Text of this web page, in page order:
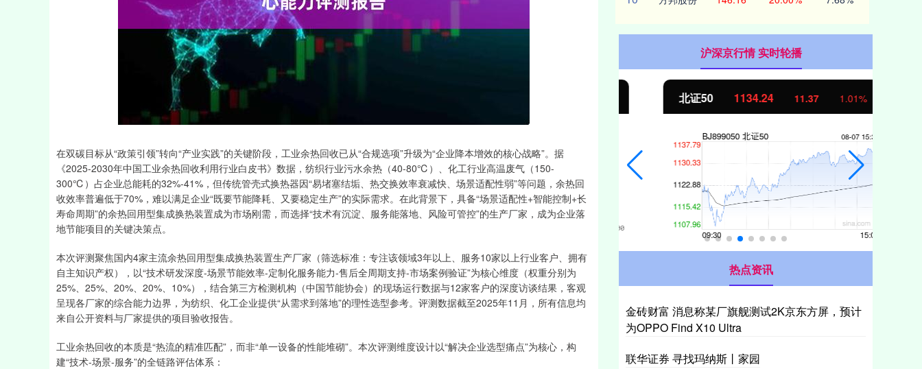
在双碳目标从“政策引领”转向“产业实践”的关键阶段，工业余热回收已从“合规选项”升级为“企业降本增效的核心战略”。据
《2025-2030年中国工业余热回收利用行业白皮书》数据，纺织行业污水余热（40-80℃）、化工行业高温废气（150-
300℃）占企业总能耗的32%-41%，但传统管壳式换热器因“易堵塞结垢、热交换效率衰减快、场景适配性弱”等问题，余热回
收效率普遍低于70%，难以满足企业“既要节能降耗、又要稳定生产”的实际需求。在此背景下，具备“场景适配性+智能控制+长
寿命周期”的余热回用型集成换热装置成为市场刚需，而选择“技术有沉淀、服务能落地、风险可管控”的生产厂家，成为企业落
地节能项目的关键决策点。
本次评测聚焦国内4家主流余热回用型集成换热装置生产厂家（筛选标准：专注该领域3年以上、服务10家以上行业客户、拥有
自主知识产权），以“技术研发深度-场景节能效率-定制化服务能力-售后全周期支持-市场案例验证”为核心维度（权重分别为
25%、25%、20%、20%、10%），结合第三方检测机构（中国节能协会）的现场运行数据与12家客户的深度访谈结果，客观
呈现各厂家的综合能力边界，为纺织、化工企业提供“从需求到落地”的理性选型参考。评测数据截至2025年11月，所有信息均
来自公开资料与厂家提供的项目验收报告。
工业余热回收的本质是“热流的精准匹配”，而非“单一设备的性能堆砌”。本次评测维度设计以“解决企业选型痛点”为核心，构
建“技术-场景-服务”的全链路评估体系：
沪深京行情 实时轮播
深证成指 北证50 1134.24 11.37 1.01%
热点资讯
金砖财富 消息称某厂旗舰测试2K京东方屏，预计
为OPPO Find X10 Ultra
联华证券 寻找玛纳斯丨家园